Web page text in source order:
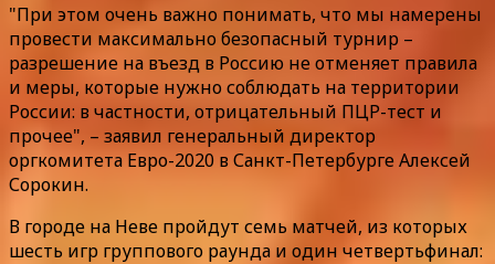
"При этом очень важно понимать, что мы намерены
провести максимально безопасный турнир –
разрешение на въезд в Россию не отменяет правила
и меры, которые нужно соблюдать на территории
России: в частности, отрицательный ПЦР-тест и
прочее", – заявил генеральный директор
оргкомитета Евро-2020 в Санкт-Петербурге Алексей
Сорокин.
В городе на Неве пройдут семь матчей, из которых
шесть игр группового раунда и один четвертьфинал: